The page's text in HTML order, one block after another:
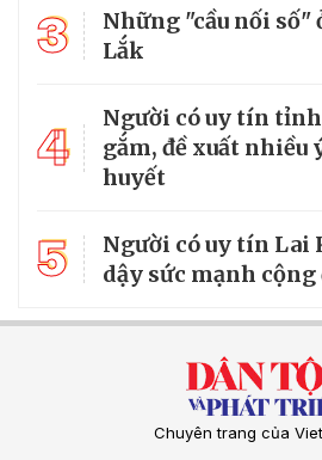
3
Những "cầu nối số"
Lắk
4
Người có uy tín
gắm, đề xuất nhiều
huyết
5
Người có uy tín Lai
dậy sức mạnh cộng
Chuyên trang của